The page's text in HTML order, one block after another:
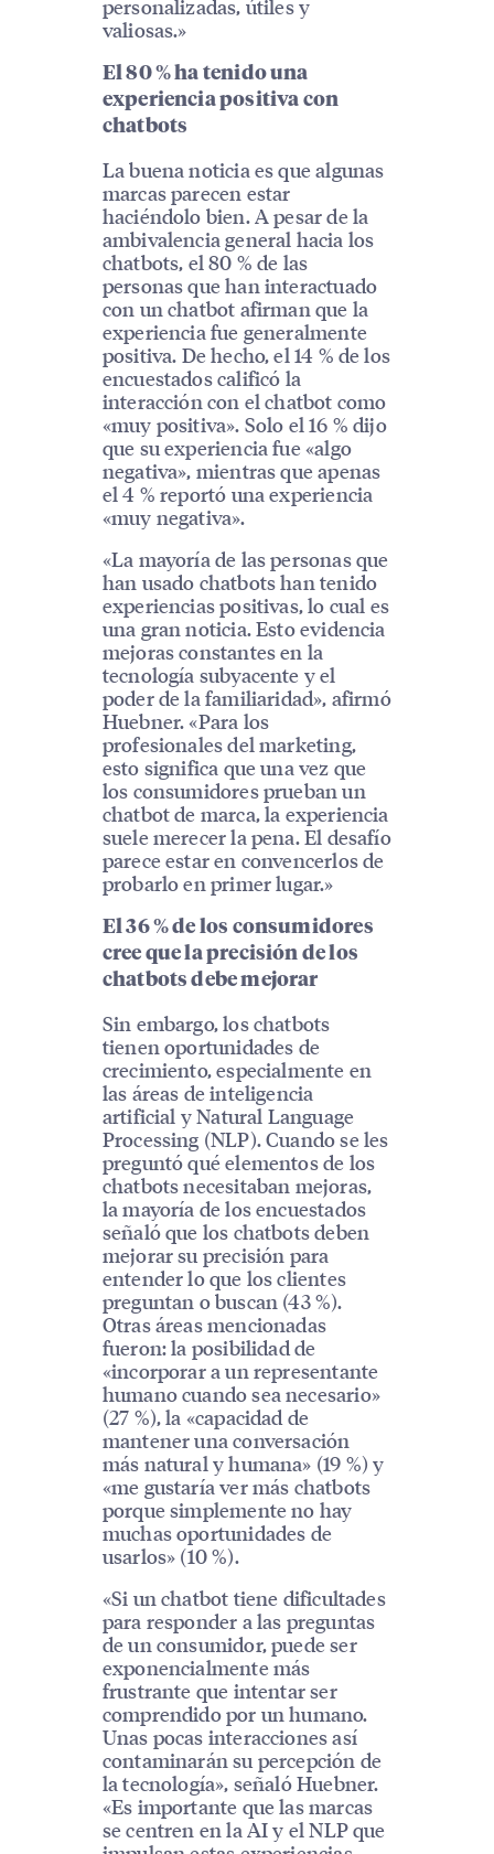
personalizadas, útiles y
valiosas.»
El 80 % ha tenido una
experiencia positiva con
chatbots
La buena noticia es que algunas
marcas parecen estar
haciéndolo bien. A pesar de la
ambivalencia general hacia los
chatbots, el 80 % de las
personas que han interactuado
con un chatbot afirman que la
experiencia fue generalmente
positiva. De hecho, el 14 % de los
encuestados calificó la
interacción con el chatbot como
«muy positiva». Solo el 16 % dijo
que su experiencia fue «algo
negativa», mientras que apenas
el 4 % reportó una experiencia
«muy negativa».
«La mayoría de las personas que
han usado chatbots han tenido
experiencias positivas, lo cual es
una gran noticia. Esto evidencia
mejoras constantes en la
tecnología subyacente y el
poder de la familiaridad», afirmó
Huebner. «Para los
profesionales del marketing,
esto significa que una vez que
los consumidores prueban un
chatbot de marca, la experiencia
suele merecer la pena. El desafío
parece estar en convencerlos de
probarlo en primer lugar.»
El 36 % de los consumidores
cree que la precisión de los
chatbots debe mejorar
Sin embargo, los chatbots
tienen oportunidades de
crecimiento, especialmente en
las áreas de inteligencia
artificial y Natural Language
Processing (NLP). Cuando se les
preguntó qué elementos de los
chatbots necesitaban mejoras,
la mayoría de los encuestados
señaló que los chatbots deben
mejorar su precisión para
entender lo que los clientes
preguntan o buscan (43 %).
Otras áreas mencionadas
fueron: la posibilidad de
«incorporar a un representante
humano cuando sea necesario»
(27 %), la «capacidad de
mantener una conversación
más natural y humana» (19 %) y
«me gustaría ver más chatbots
porque simplemente no hay
muchas oportunidades de
usarlos» (10 %).
«Si un chatbot tiene dificultades
para responder a las preguntas
de un consumidor, puede ser
exponencialmente más
frustrante que intentar ser
comprendido por un humano.
Unas pocas interacciones así
contaminarán su percepción de
la tecnología», señaló Huebner.
«Es importante que las marcas
se centren en la AI y el NLP que